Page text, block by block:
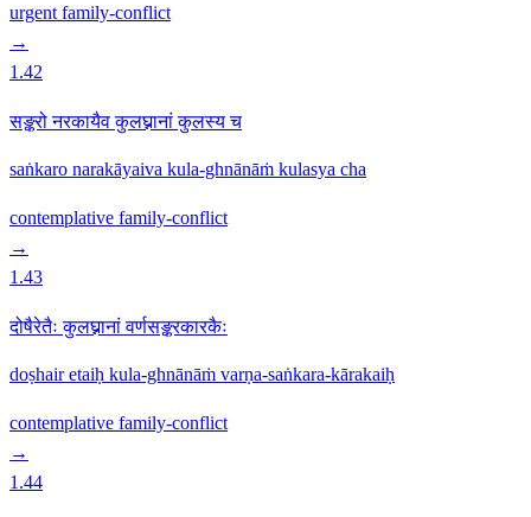
urgent family-conflict
→
1.42
सङ्करो नरकायैव कुलघ्नानां कुलस्य च
saṅkaro narakāyaiva kula-ghnānāṁ kulasya cha
contemplative family-conflict
→
1.43
दोषैरेतैः कुलघ्नानां वर्णसङ्करकारकैः
doṣhair etaiḥ kula-ghnānāṁ varṇa-saṅkara-kārakaiḥ
contemplative family-conflict
→
1.44